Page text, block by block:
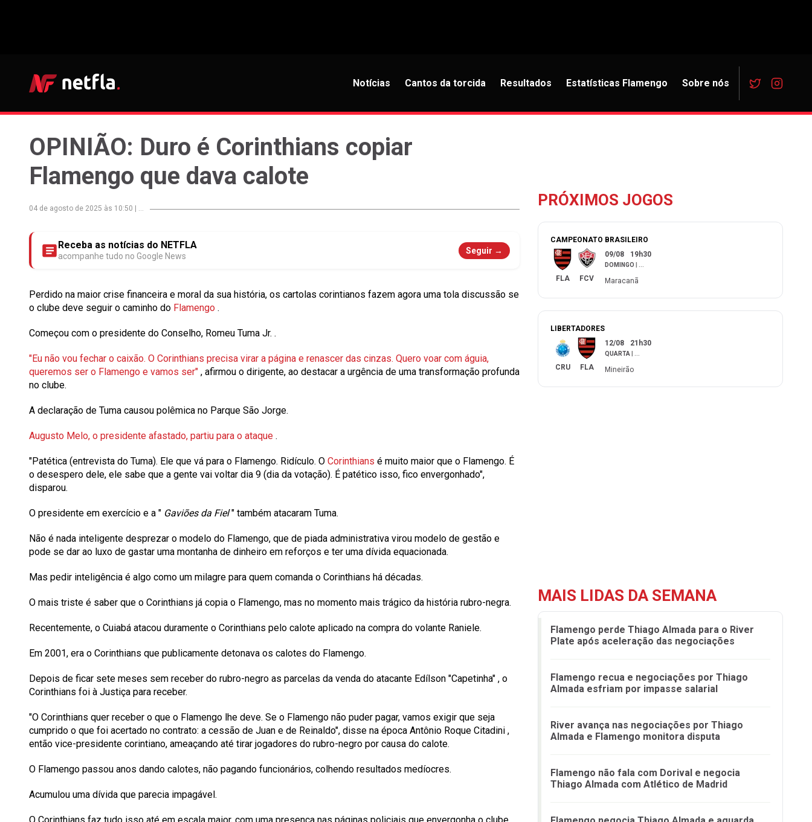
Notícias Cantos da torcida Resultados Estatísticas Flamengo Sobre nós
OPINIÃO: Duro é Corinthians copiar
Flamengo que dava calote
04 de agosto de 2025 às 10:50 ...
Receba as notícias do NETFLA
acompanhe tudo no Google News
Seguir →
Perdido na maior crise financeira e moral da sua história, os cartolas corintianos fazem agora uma tola discussão se
o clube deve seguir o caminho do Flamengo .
Começou com o presidente do Conselho, Romeu Tuma Jr. .
"Eu não vou fechar o caixão. O Corinthians precisa virar a página e renascer das cinzas. Quero voar com águia,
queremos ser o Flamengo e vamos ser" , afirmou o dirigente, ao destacar a urgência de uma transformação profunda
no clube.
A declaração de Tuma causou polêmica no Parque São Jorge.
Augusto Melo, o presidente afastado, partiu para o ataque .
"Patética (entrevista do Tuma). Ele que vá para o Flamengo. Ridículo. O Corinthians é muito maior que o Flamengo. É
o desespero dele, ele sabe que a gente vai voltar dia 9 (dia da votação). É patético isso, fico envergonhado",
disparou.
O presidente em exercício e a " Gaviões da Fiel" também atacaram Tuma.
Não é nada inteligente desprezar o modelo do Flamengo, que de piada administrativa virou modelo de gestão e
pode se dar ao luxo de gastar uma montanha de dinheiro em reforços e ter uma dívida equacionada.
Mas pedir inteligência é algo como um milagre para quem comanda o Corinthians há décadas.
O mais triste é saber que o Corinthians já copia o Flamengo, mas no momento mais trágico da história rubro-negra.
Recentemente, o Cuiabá atacou duramente o Corinthians pelo calote aplicado na compra do volante Raniele.
Em 2001, era o Corinthians que publicamente detonava os calotes do Flamengo.
Depois de ficar sete meses sem receber do rubro-negro as parcelas da venda do atacante Edílson "Capetinha" , o
Corinthians foi à Justiça para receber.
"O Corinthians quer receber o que o Flamengo lhe deve. Se o Flamengo não puder pagar, vamos exigir que seja
cumprido o que foi acertado no contrato: a cessão de Juan e de Reinaldo", disse na época Antônio Roque Citadini ,
então vice-presidente corintiano, ameaçando até tirar jogadores do rubro-negro por causa do calote.
O Flamengo passou anos dando calotes, não pagando funcionários, colhendo resultados medíocres.
Acumulou uma dívida que parecia impagável.
PRÓXIMOS JOGOS
CAMPEONATO BRASILEIRO
FLA FCV
09/08 19h30
DOMINGO
Maracanã
LIBERTADORES
CRU FLA
12/08 21h30
QUARTA
Mineirão
MAIS LIDAS DA SEMANA
Flamengo perde Thiago Almada para o River
Plate após aceleração das negociações
Flamengo recua e negociações por Thiago
Almada esfriam por impasse salarial
River avança nas negociações por Thiago
Almada e Flamengo monitora disputa
Flamengo não fala com Dorival e negocia
Thiago Almada com Atlético de Madrid